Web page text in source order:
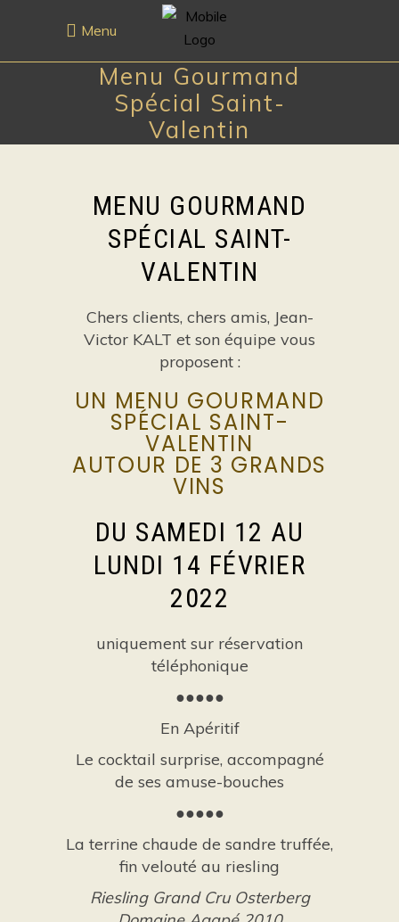
Menu
Menu Gourmand
Spécial Saint-
Valentin
MENU GOURMAND
SPÉCIAL SAINT-
VALENTIN
Chers clients, chers amis, Jean-
Victor KALT et son équipe vous
proposent :
UN MENU GOURMAND
SPÉCIAL SAINT-
VALENTIN
AUTOUR DE 3 GRANDS
VINS
DU SAMEDI 12 AU
LUNDI 14 FÉVRIER
2022
uniquement sur réservation
téléphonique
●●●●●
En Apéritif
Le cocktail surprise, accompagné
de ses amuse-bouches
●●●●●
La terrine chaude de sandre truffée,
fin velouté au riesling
Riesling Grand Cru Osterberg